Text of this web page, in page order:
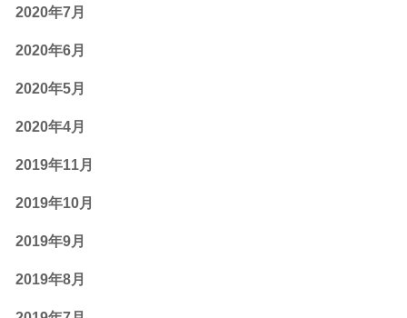
2020年7月
2020年6月
2020年5月
2020年4月
2019年11月
2019年10月
2019年9月
2019年8月